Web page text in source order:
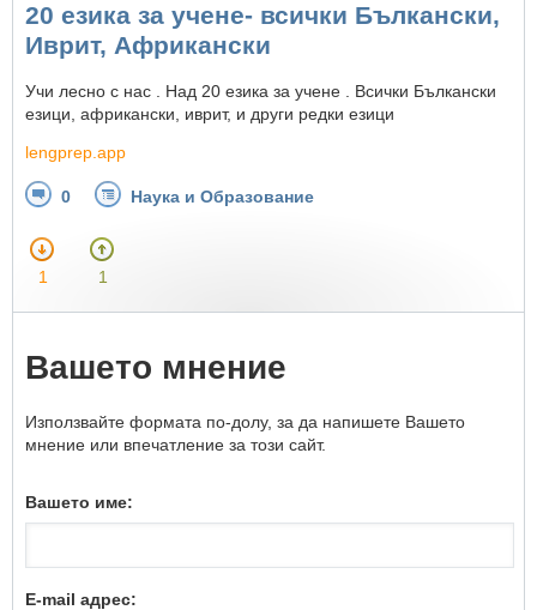
20 езика за учене- всички Бълкански,
Иврит, Африкански
Учи лесно с нас . Над 20 езика за учене . Всички Бълкански
езици, африкански, иврит, и други редки езици
lengprep.app
0 Наука и Образование
1 1
Вашето мнение
Използвайте формата по-долу, за да напишете Вашето
мнение или впечатление за този сайт.
Вашето име:
E-mail адрес: